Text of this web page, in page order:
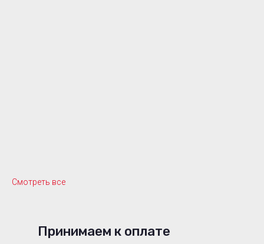
Смотреть все
Принимаем к оплате